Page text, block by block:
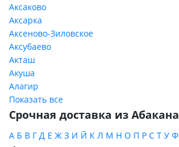
Аксаково
Аксарка
Аксеново-Зиловское
Аксубаево
Акташ
Акуша
Алагир
Показать все
Срочная доставка из Абакана
А Б В Г Д Е Ж З И Й К Л М Н О П Р С Т У Ф